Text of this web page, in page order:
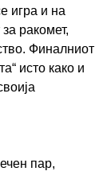
игра и на
ракомет,
Финалниот
исто како и
пар,